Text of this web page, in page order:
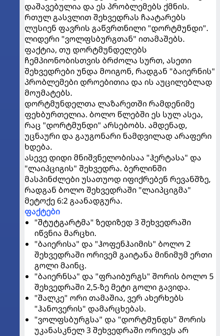
დაშავებულია და ეს პრობლემებს ქმნის.
რთულ გასვლით შეხვედრას ჩაატარებს
ლუსიენ ფავრის გაწვრთნილი "დორტმუნდი".
ლიდერი "ვოლფსბურგთან" ითამაშებს.
ფაქტია, თუ დორტმუნდელებს
ჩემპიონობისთვის ბრძოლა სურთ, ასეთი
შეხვედრები უნდა მოიგონ, რადგან "ბაიერნის"
პრობლემები დროებითია და ის აუცილებლად
მოუმატებს.
დორტმუნდელთა ლაზარეთში რამდენიმე
ფეხბურთელია. ბოლო წლებში ეს სულ ასეა,
რაც "დორტმუნდი" არსებობს. ამდენად,
უცნაური და გაუგონარი ნამდვილად არაფერი
ხდება.
ასევე დიდი მნიშვნელობისაა "ჰერტასა" და
"ლაიპციგის" შეხვედრა. ბერლინში
მასპინძლები უსათუოდ იფიქრებენ რევანშზე,
რადგან ბოლო შეხვედრაში "ლაიპციგმა"
მეტოქე 6:2 გაანადგურა.
ფაქტები
"შტუტგარტმა" ზედიზედ 3 შეხვედრაში
იწვნია მარცხი.
"ბაიერისა" და "ჰოფენჰაიმის" ბოლო 2
შეხვედრაში ორივემ გაიტანა მინიმუმ ერთი
გოლი მაინც.
"ბაიერნსა" და "ფრაიბურგს" შორის ბოლო 5
შეხვედრაში 2,5-ზე მეტი გოლი გავიდა.
"შალკე" ორი თამაშია, ვერ ახერხებს
"ჰანოვერის" დამარცხებას.
"ვოლფსბურგსა" და "დორტმუნდს" შორის
უკანასკნელ 3 შეხვედრაში ორივეს არ